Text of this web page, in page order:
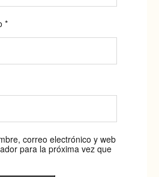
*
correo electrónico y web
para la próxima vez que